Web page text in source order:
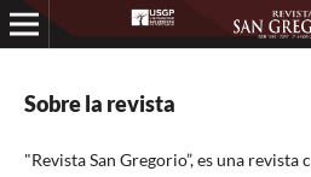
Sobre la revista
"Revista San Gregorio”, es una